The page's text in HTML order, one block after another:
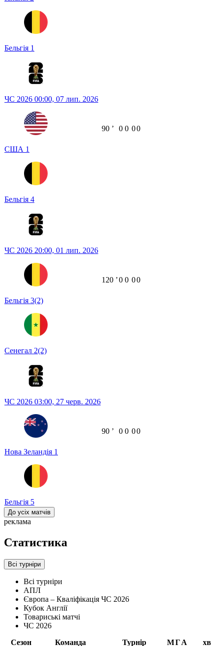
Бельгія 1
ЧС 2026 00:00, 07 лип. 2026
США 1
Бельгія 4
90 ʼ 0 0 00
ЧС 2026 20:00, 01 лип. 2026
Бельгія 3(2)
Сенегал 2(2)
120 ʼ0 0 00
ЧС 2026 03:00, 27 черв. 2026
Нова Зеландія 1
Бельгія 5
90 ʼ 0 0 00
До усіх матчів
реклама
Статистика
Всі турніри
Всі турніри
АПЛ
Європа – Кваліфікація ЧС 2026
Кубок Англії
Товариські матчі
ЧС 2026
Сезон
Команда Турнір МГА хв